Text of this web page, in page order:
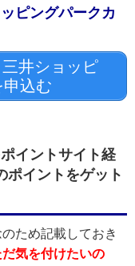
ピングパークカ
井ショッピ
込む
イントサイト経
ポイントをゲット
ため記載しておき
気を付けたいの